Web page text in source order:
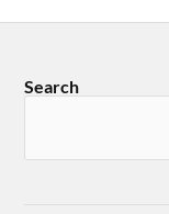
Search